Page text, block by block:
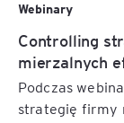
Webinary
Controlling
mierzalnych
Podczas
strategię firmy